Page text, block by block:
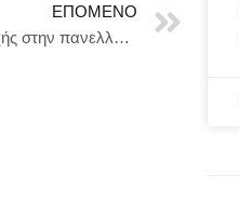
ΕΠΌΜΕΝΟ
ΣΥΡΙΖΑ-ΠΣ : Κάλεσμα μαζικής συμμετοχής στην πανελλαδική απεργία ΓΣΕΕ – ΑΔΕΔΥ την 1η του Οκτώβρη